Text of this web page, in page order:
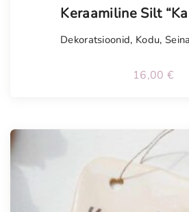
Keraamiline Silt
Dekoratsioonid, Kodu,
16,00 €